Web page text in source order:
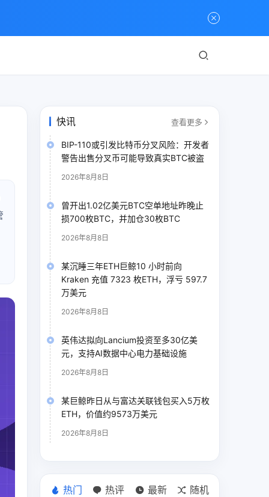
快讯 查看更多
BIP-110或引发比特币分叉风险：开发者
警告出售分叉币可能导致真实BTC被盗
2026年8月8日
曾开出1.02亿美元BTC空单地址昨晚止
损700枚BTC，并加仓30枚BTC
2026年8月8日
某沉睡三年ETH巨鲸10 小时前向
Kraken 充值 7323 枚ETH，浮亏 597.7
万美元
2026年8月8日
英伟达拟向Lancium投资至多30亿美
元，支持AI数据中心电力基础设施
2026年8月8日
某巨鲸昨日从与富达关联钱包买入5万枚
ETH，价值约9573万美元
2026年8月8日
热门 热评 最新 随机